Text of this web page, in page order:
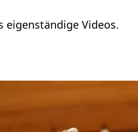
eigenständige Videos.